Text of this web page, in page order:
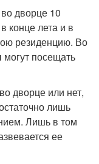
дворце 10
конце лета и в
резиденцию. Во
могут посещать
дворце или нет,
лишь
Лишь в том
ее